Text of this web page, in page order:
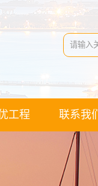
工程 联系我们